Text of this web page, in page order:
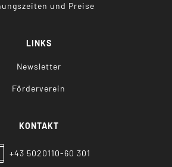
und Preise
LINKS
Newsletter
Förderverein
KONTAKT
+43 5020110-60 301